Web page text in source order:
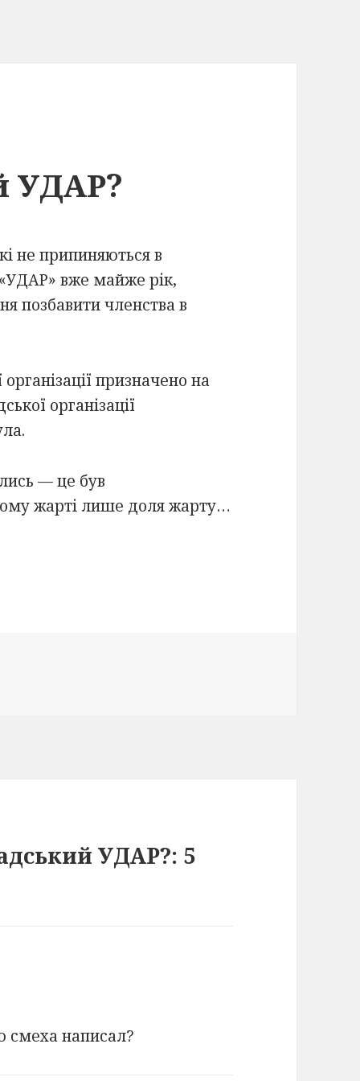
УДАР?
не припиняються в
вже майже рік,
позбавити членства в
призначено на
організації
— це був
жарті лише доля жарту…
УДАР?: 5
написал?